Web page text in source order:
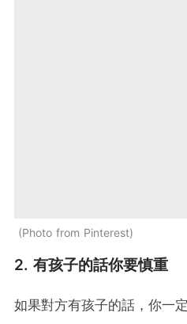
Photo from Pinterest
2. 有孩子的話你要慎重
如果對方有孩子的話，你一